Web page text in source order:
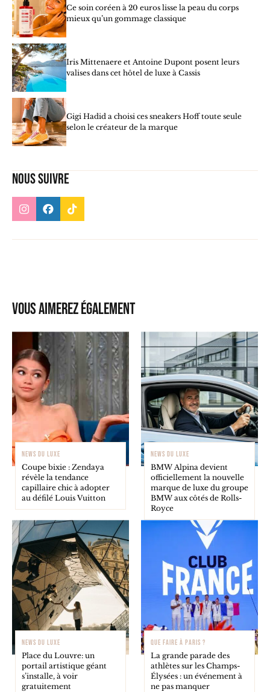
Ce soin coréen à 20 euros lisse la peau du corps
mieux qu’un gommage classique
Iris Mittenaere et Antoine Dupont posent leurs
valises dans cet hôtel de luxe à Cassis
Gigi Hadid a choisi ces sneakers Hoff toute seule
selon le créateur de la marque
Nous suivre
Vous aimerez également
NEWS DU LUXE
Coupe bixie : Zendaya
révèle la tendance
capillaire chic à adopter
au défilé Louis Vuitton
NEWS DU LUXE
BMW Alpina devient
officiellement la nouvelle
marque de luxe du groupe
BMW aux côtés de Rolls-
Royce
NEWS DU LUXE
Place du Louvre: un
portail artistique géant
s’installe, à voir
gratuitement
QUE FAIRE À PARIS ?
La grande parade des
athlètes sur les Champs-
Élysées : un événement à
ne pas manquer